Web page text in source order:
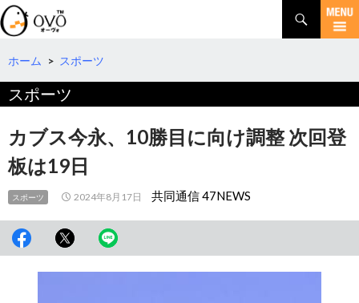
検
索
コ
テ
へ
動
ホーム > スポーツ
スポーツ
カブス今永、10勝目に向け調整 次回登
板は19日
スポーツ 2024年8月17日 共同通信 47NEWS